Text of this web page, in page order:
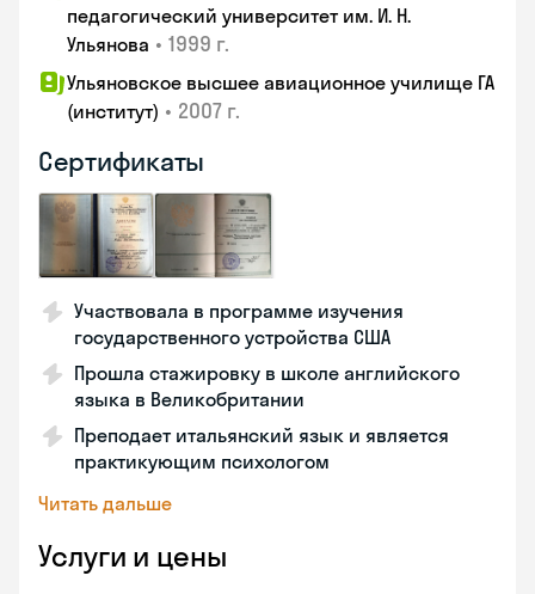
педагогический университет им. И. Н.
Ульянова • 1999 г.
Ульяновское высшее авиационное училище ГА
(институт) • 2007 г.
Сертификаты
Участвовала в программе изучения
государственного устройства США
Прошла стажировку в школе английского
языка в Великобритании
Преподает итальянский язык и является
практикующим психологом
Читать дальше
Услуги и цены